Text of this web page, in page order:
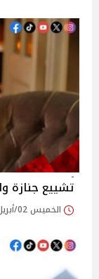
تشييع جنازة
الخميس 02/أبريل/2026 - 04:27 م